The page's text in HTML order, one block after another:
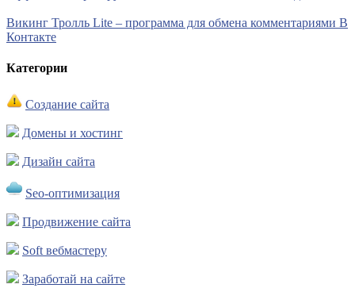
Викинг Тролль Lite – программа для обмена комментариями В
Контакте
Категории
Создание сайта
Домены и хостинг
Дизайн сайта
Seo-оптимизация
Продвижение сайта
Soft вебмастеру
Заработай на сайте